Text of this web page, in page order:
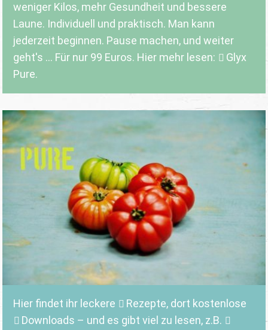
weniger Kilos, mehr Gesundheit und bessere
Laune. Individuell und praktisch. Man kann
jederzeit beginnen. Pause machen, und weiter
geht's ... Für nur 99 Euros. Hier mehr lesen:
Glyx
Pure.
Hier findet ihr leckere Rezepte, dort kostenlose
Downloads – und es gibt viel zu lesen, z.B.